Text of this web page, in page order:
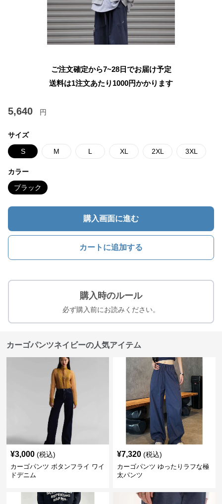
ご注文確定から7~28日でお届け予定
送料は1注文あたり 1000円かかります
5,640 円
サイズ
S M L XL 2XL 3XL
カラー
ブラック
購入画面に進む
カートに追加する
購入時のルール
必ず購入前にお読みください。
カーゴパンツネイビーの人気アイテム
¥3,000 (税込)
カーゴパンツ ボタンフライ ワイ
ドデニム
¥7,320 (税込)
カーゴパンツ ゆったりラフな極
太パンツ